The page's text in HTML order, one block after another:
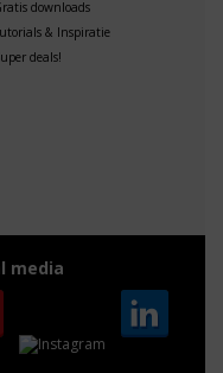
downloads
& Inspiratie
deals!
media